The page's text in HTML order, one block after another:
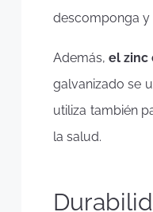
descomponga y
Además, el zinc
galvanizado se
utiliza también
la salud.